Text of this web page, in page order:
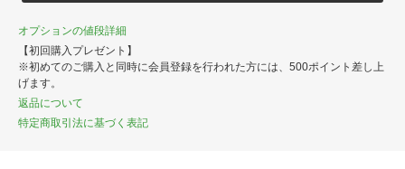
オプションの値段詳細
【初回購入プレゼント】
※初めてのご購入と同時に会員登録を行われた方には、500ポイント差し上
げます。
返品について
特定商取引法に基づく表記